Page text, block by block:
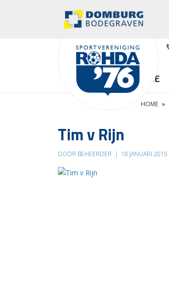
HOME
HOME »
Tim v Rijn
DOOR BEHEERDER | 18 JANUARI 2015